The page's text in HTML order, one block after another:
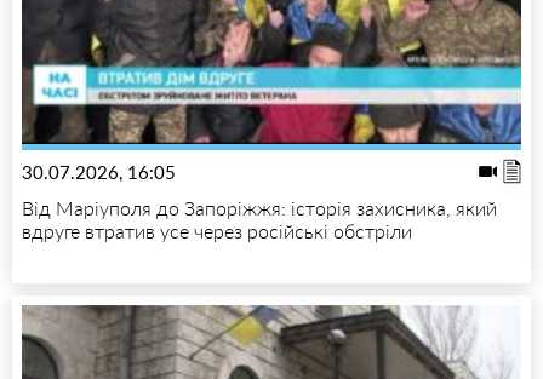
30.07.2026, 16:05
Від Маріуполя до Запоріжжя: історія захисника, який
вдруге втратив усе через російські обстріли